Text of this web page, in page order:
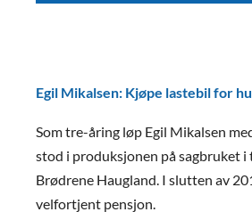
Egil Mikalsen: Kjøpe lastebil for
Som tre-åring løp Egil Mikalsen
stod i produksjonen på sagbruket
Brødrene Haugland. I slutten av
velfortjent pensjon.